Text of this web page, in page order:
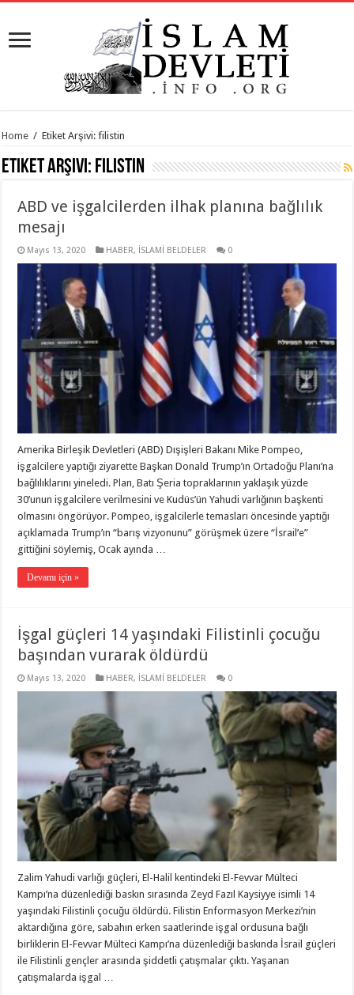
Home / Etiket Arşivi: filistin
Etiket Arşivi: filistin
ABD ve işgalcilerden ilhak planına bağlılık
mesajı
Mayıs 13, 2020 HABER, İSLAMİ BELDELER 0
Amerika Birleşik Devletleri (ABD) Dışişleri Bakanı Mike Pompeo,
işgalcilere yaptığı ziyarette Başkan Donald Trump’ın Ortadoğu Planı’na
bağlılıklarını yineledi. Plan, Batı Şeria topraklarının yaklaşık yüzde
30’unun işgalcilere verilmesini ve Kudüs’ün Yahudi varlığının başkenti
olmasını öngörüyor. Pompeo, işgalcilerle temasları öncesinde yaptığı
açıklamada Trump’ın “barış vizyonunu” görüşmek üzere “İsrail’e”
gittiğini söylemiş, Ocak ayında …
Devamı için »
İşgal güçleri 14 yaşındaki Filistinli çocuğu
başından vurarak öldürdü
Mayıs 13, 2020 HABER, İSLAMİ BELDELER 0
Zalim Yahudi varlığı güçleri, El-Halil kentindeki El-Fevvar Mülteci
Kampı’na düzenlediği baskın sırasında Zeyd Fazıl Kaysiyye isimli 14
yaşındaki Filistinli çocuğu öldürdü. Filistin Enformasyon Merkezi’nin
aktardığına göre, sabahın erken saatlerinde işgal ordusuna bağlı
birliklerin El-Fevvar Mülteci Kampı’na düzenlediği baskında İsrail güçleri
ile Filistinli gençler arasında şiddetli çatışmalar çıktı. Yaşanan
çatışmalarda işgal …